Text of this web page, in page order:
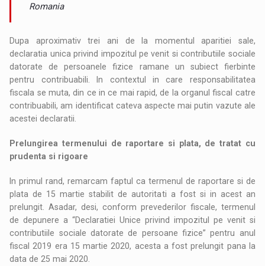
Romania
Dupa aproximativ trei ani de la momentul aparitiei sale,
declaratia unica privind impozitul pe venit si contributiile sociale
datorate de persoanele fizice ramane un subiect fierbinte
pentru contribuabili. In contextul in care responsabilitatea
fiscala se muta, din ce in ce mai rapid, de la organul fiscal catre
contribuabili, am identificat cateva aspecte mai putin vazute ale
acestei declaratii.
Prelungirea termenului de raportare si plata, de tratat cu
prudenta si rigoare
In primul rand, remarcam faptul ca termenul de raportare si de
plata de 15 martie stabilit de autoritati a fost si in acest an
prelungit. Asadar, desi, conform prevederilor fiscale, termenul
de depunere a “Declaratiei Unice privind impozitul pe venit si
contributiile sociale datorate de persoane fizice” pentru anul
fiscal 2019 era 15 martie 2020, acesta a fost prelungit pana la
data de 25 mai 2020.